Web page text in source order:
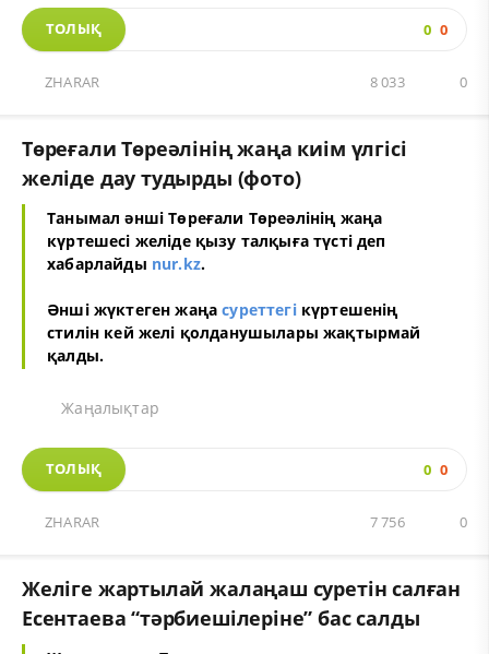
ТОЛЫҚ 0 0
ZHARAR 0
8 033
Төреғали Төреәлінің жаңа киім үлгісі
желіде дау тудырды (фото)
Танымал әнші Төреғали Төреәлінің жаңа
күртешесі желіде қызу талқыға түсті деп
хабарлайды nur.kz.
Әнші жүктеген жаңасуреттегікүртешенің
стилін кей желі қолданушылары жақтырмай
қалды.
Жаңалықтар
ТОЛЫҚ 0 0
ZHARAR 0
7 756
Желіге жартылай жалаңаш суретін салған
Есентаева “тәрбиешілеріне” бас салды